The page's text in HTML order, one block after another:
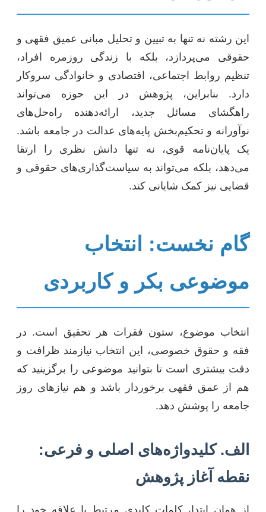
این رشته نه تنها به تبیین و تحلیل مبانی عمیق فقهی و
حقوقی می‌پردازد، بلکه با زندگی روزمره افراد،
تنظیم روابط اجتماعی، اقتصادی و خانوادگی سروکار
دارد. بنابراین، پژوهش در این حوزه می‌تواند
راهگشای مسائل جدید، ارائه‌دهنده راه‌حل‌های
نوآورانه و تحکیم‌بخش پایه‌های عدالت در جامعه باشد.
یک پایان‌نامه قوی، نه تنها دانش نظری را ارتقا
می‌دهد، بلکه می‌تواند به سیاست‌گذاری‌های حقوقی و
قضایی نیز کمک شایانی کند.
گام نخست: انتخاب
موضوعی بکر و کاربردی
انتخاب موضوع، ستون فقرات هر تحقیق است. در
فقه و حقوق خصوصی، این انتخاب نیازمند ظرافت و
دقت بیشتری است تا بتوانید موضوعی را برگزینید که
هم از عمق فقهی برخوردار باشد و هم نیازهای روز
جامعه را پوشش دهد.
الف. کلیدواژه‌های اصلی و فرعی:
نقطه آغاز پژوهش